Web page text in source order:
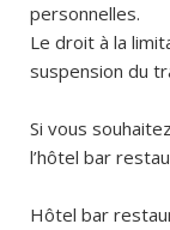
personnelles.
Le droit à la
suspension du
Si vous
l’hôtel bar
Hôtel bar